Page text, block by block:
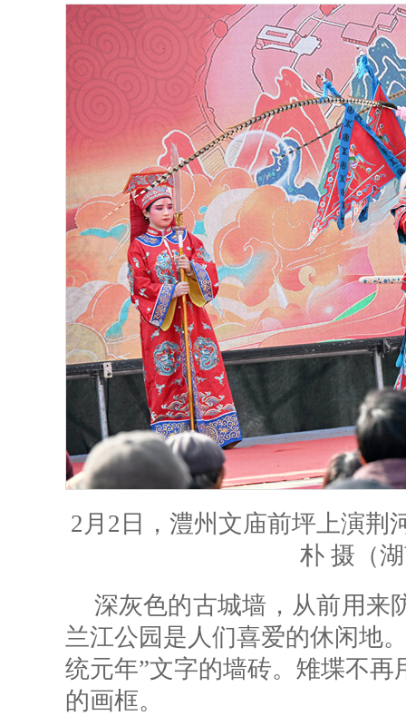
2月2日，澧州文庙前坪上演荆
朴 摄（
深灰色的古城墙，从前用来
兰江公园是人们喜爱的休闲地
统元年”文字的墙砖。雉堞不
的画框。